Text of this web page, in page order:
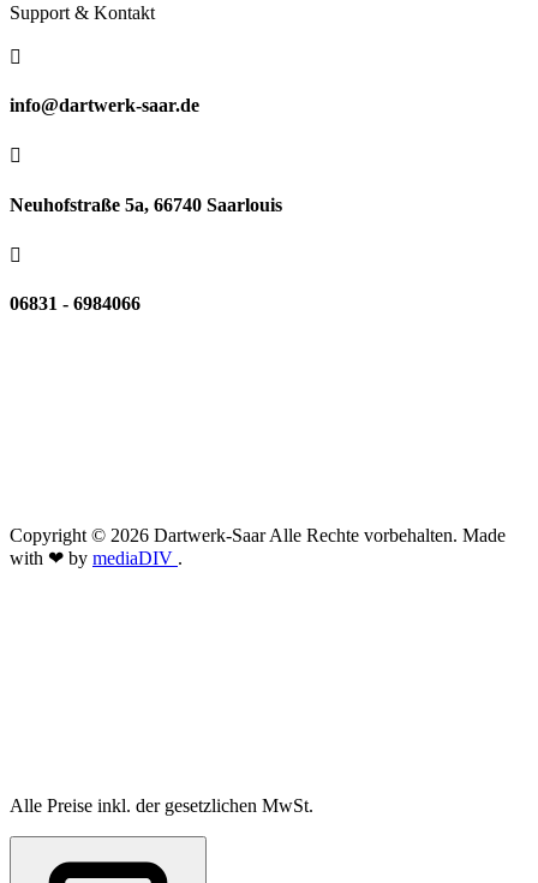
Support & Kontakt

info@dartwerk-saar.de

Neuhofstraße 5a, 66740 Saarlouis

06831 - 6984066
Copyright © 2026 Dartwerk-Saar Alle Rechte vorbehalten. Made
with ❤ by mediaDIV .
Alle Preise inkl. der gesetzlichen MwSt.